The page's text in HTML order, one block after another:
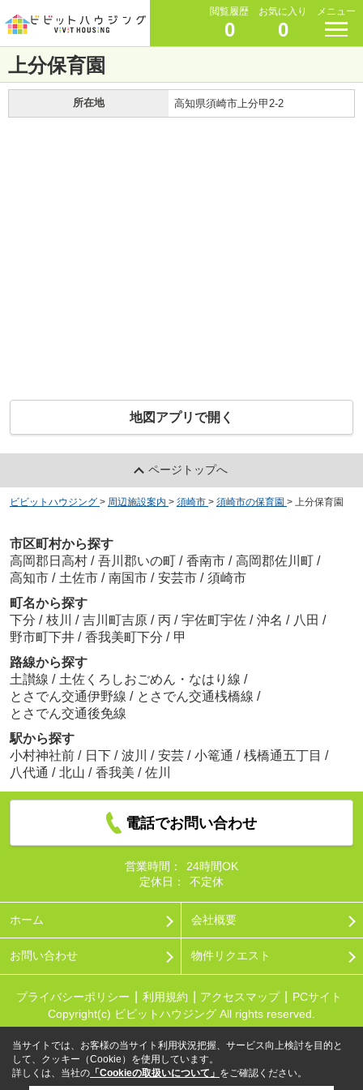
閲覧履歴
0
お気に入り
0
メニュー
上分保育園
所在地 高知県須崎市上分甲2-2
地図アプリで開く
ページトップへ
ビビットハウジング > 周辺施設案内 > 須崎市 > 須崎市の保育園 > 上分保育園
市区町村から探す
高岡郡日高村 / 吾川郡いの町 / 香南市 / 高岡郡佐川町 /
高知市 / 土佐市 / 南国市 / 安芸市 / 須崎市
町名から探す
下分 / 枝川 / 吉川町吉原 / 丙 / 宇佐町宇佐 / 沖名 / 八田 /
野市町下井 / 香我美町下分 / 甲
路線から探す
土讃線 / 土佐くろしおごめん・なはり線 /
とさでん交通伊野線 / とさでん交通桟橋線 /
とさでん交通後免線
駅から探す
小村神社前 / 日下 / 波川 / 安芸 / 小篭通 / 桟橋通五丁目 /
八代通 / 北山 / 香我美 / 佐川
電話でお問い合わせ
営業時間：
24時間OK
定休日：
不定休
ホーム 会社概要
お問い合わせ 物件リクエスト
プライバシーポリシー 利用規約 アクセスマップ
PCサイト
Copyright(c) ビビットハウジング All rights reserved.
当サイトでは、お客様の当サイト利用状況把握、サービス向上検討を目的と
して、クッキー（Cookie）を使用しています。
詳しくは、当社の 「Cookieの取扱いについて」 をご確認ください。